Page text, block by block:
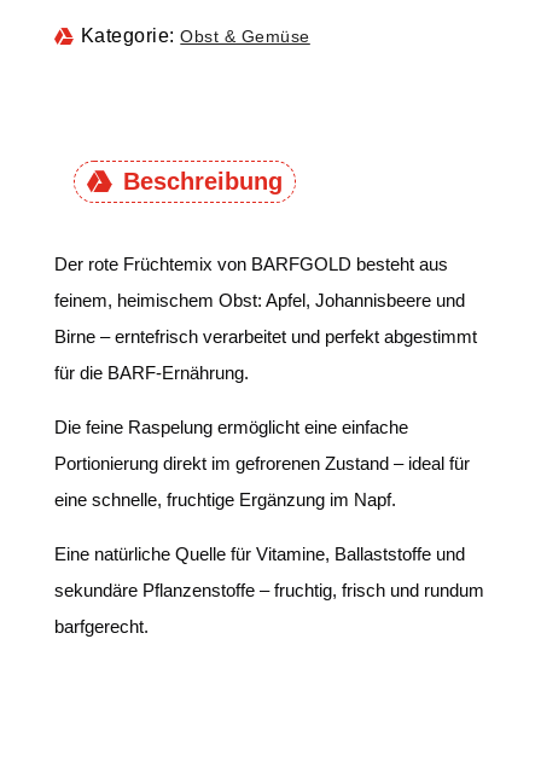
Kategorie:Obst & Gemüse
Beschreibung
Der rote Früchtemix von BARFGOLD besteht aus
feinem, heimischem Obst: Apfel, Johannisbeere und
Birne – erntefrisch verarbeitet und perfekt abgestimmt
für die BARF-Ernährung.
Die feine Raspelung ermöglicht eine einfache
Portionierung direkt im gefrorenen Zustand – ideal für
eine schnelle, fruchtige Ergänzung im Napf.
Eine natürliche Quelle für Vitamine, Ballaststoffe und
sekundäre Pflanzenstoffe – fruchtig, frisch und rundum
barfgerecht.